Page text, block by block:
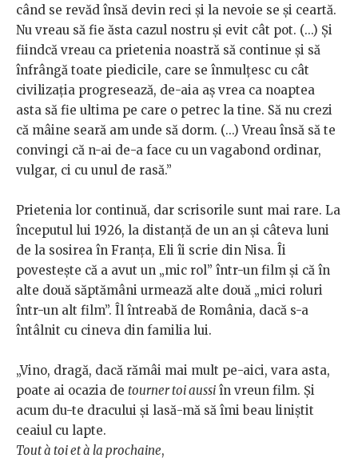
când se revăd însă devin reci și la nevoie se și ceartă.
Nu vreau să fie ăsta cazul nostru și evit cât pot. (...) Și
fiindcă vreau ca prietenia noastră să continue și să
înfrângă toate piedicile, care se înmulțesc cu cât
civilizația progresează, de-aia aș vrea ca noaptea
asta să fie ultima pe care o petrec la tine. Să nu crezi
că mâine seară am unde să dorm. (...) Vreau însă să te
convingi că n-ai de-a face cu un vagabond ordinar,
vulgar, ci cu unul de rasă.”
Prietenia lor continuă, dar scrisorile sunt mai rare. La
începutul lui 1926, la distanță de un an și câteva luni
de la sosirea în Franța, Eli îi scrie din Nisa. Îi
povestește că a avut un „mic rol” într-un film și că în
alte două săptămâni urmează alte două „mici roluri
într-un alt film”. Îl întreabă de România, dacă s-a
întâlnit cu cineva din familia lui.
„Vino, dragă, dacă rămâi mai mult pe-aici, vara asta,
poate ai ocazia de tourner toi aussi în vreun film. Și
acum du-te dracului și lasă-mă să îmi beau liniștit
ceaiul cu lapte.
Tout à toi et à la prochaine,